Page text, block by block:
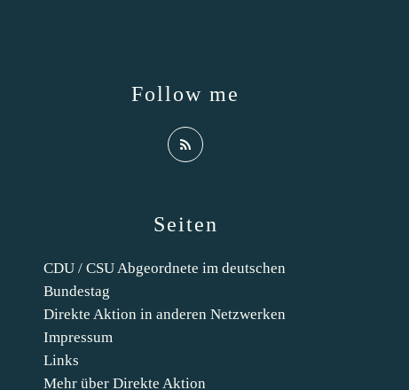
Seiten
CDU / CSU Abgeordnete im deutschen
Bundestag
Direkte Aktion in anderen Netzwerken
Impressum
Links
Mehr über Direkte Aktion
Follow me